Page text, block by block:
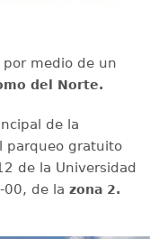
por medio de un
del Norte.
de la
parqueo gratuito
de la Universidad
00, de la zona 2.